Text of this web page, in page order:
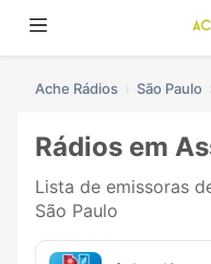
Ache Rádios São Paulo
Rádios em
Lista de emissoras
São Paulo